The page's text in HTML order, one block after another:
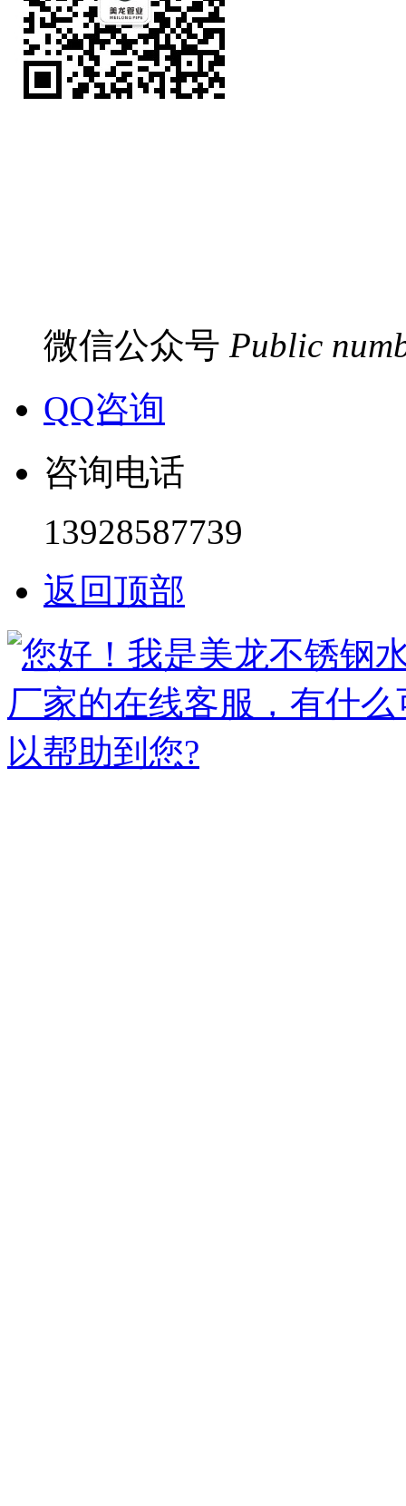
微信公众号 Public
QQ咨询
咨询电话
13928587739
返回顶部